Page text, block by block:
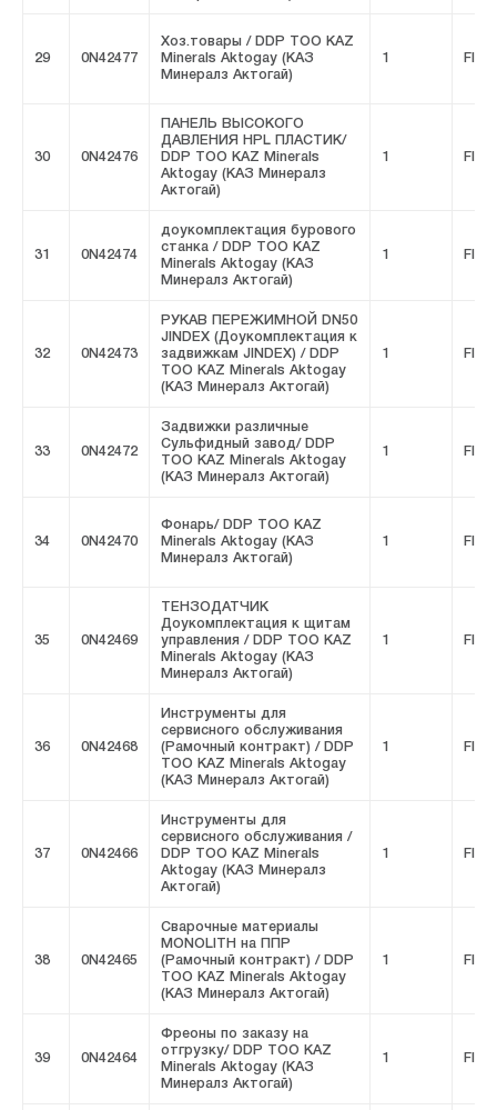
29 0N42477
Хоз.товары / DDP ТОО KAZ
Minerals Aktogay (КАЗ
Минералз Актогай)
1 FIVE
30 0N42476
ПАНЕЛЬ ВЫСОКОГО
ДАВЛЕНИЯ HPL ПЛАСТИК/
DDP ТОО KAZ Minerals
Aktogay (КАЗ Минералз
Актогай)
1 FIVE
31 0N42474
доукомплектация бурового
станка / DDP ТОО KAZ
Minerals Aktogay (КАЗ
Минералз Актогай)
1 FIVE
32 0N42473
РУКАВ ПЕРЕЖИМНОЙ DN50
JINDEX (Доукомплектация к
задвижкам JINDEX) / DDP
ТОО KAZ Minerals Aktogay
(КАЗ Минералз Актогай)
1 FIVE
33 0N42472
Задвижки различные
Сульфидный завод/ DDP
ТОО KAZ Minerals Aktogay
(КАЗ Минералз Актогай)
1 FIVE
34 0N42470
Фонарь/ DDP ТОО KAZ
Minerals Aktogay (КАЗ
Минералз Актогай)
1 FIVE
35 0N42469
ТЕНЗОДАТЧИК
Доукомплектация к щитам
управления / DDP ТОО KAZ
Minerals Aktogay (КАЗ
Минералз Актогай)
1 FIVE
36 0N42468
Инструменты для
сервисного обслуживания
(Рамочный контракт) / DDP
ТОО KAZ Minerals Aktogay
(КАЗ Минералз Актогай)
1 FIVE
37 0N42466
Инструменты для
сервисного обслуживания /
DDP ТОО KAZ Minerals
Aktogay (КАЗ Минералз
Актогай)
1 FIVE
38 0N42465
Сварочные материалы
MONOLITH на ППР
(Рамочный контракт) / DDP
ТОО KAZ Minerals Aktogay
(КАЗ Минералз Актогай)
1 FIVE
39 0N42464
Фреоны по заказу на
отгрузку/ DDP ТОО KAZ
Minerals Aktogay (КАЗ
Минералз Актогай)
1 FIVE